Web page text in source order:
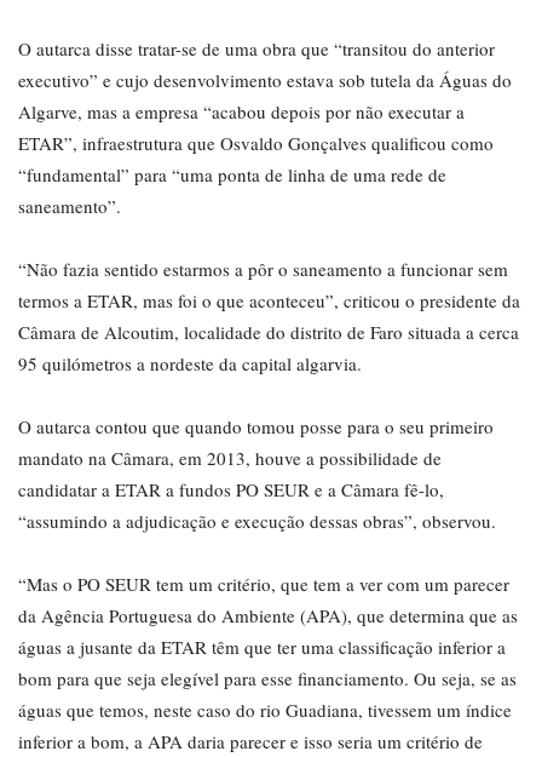
O autarca disse tratar-se de uma obra que “transitou do anterior
executivo” e cujo desenvolvimento estava sob tutela da Águas do
Algarve, mas a empresa “acabou depois por não executar a
ETAR”, infraestrutura que Osvaldo Gonçalves qualificou como
“fundamental” para “uma ponta de linha de uma rede de
saneamento”.
“Não fazia sentido estarmos a pôr o saneamento a funcionar sem
termos a ETAR, mas foi o que aconteceu”, criticou o presidente da
Câmara de Alcoutim, localidade do distrito de Faro situada a cerca
95 quilómetros a nordeste da capital algarvia.
O autarca contou que quando tomou posse para o seu primeiro
mandato na Câmara, em 2013, houve a possibilidade de
candidatar a ETAR a fundos PO SEUR e a Câmara fê-lo,
“assumindo a adjudicação e execução dessas obras”, observou.
“Mas o PO SEUR tem um critério, que tem a ver com um parecer
da Agência Portuguesa do Ambiente (APA), que determina que as
águas a jusante da ETAR têm que ter uma classificação inferior a
bom para que seja elegível para esse financiamento. Ou seja, se as
águas que temos, neste caso do rio Guadiana, tivessem um índice
inferior a bom, a APA daria parecer e isso seria um critério de